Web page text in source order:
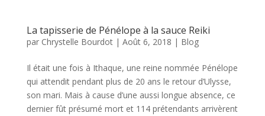
La tapisserie de Pénélope à la sauce Reiki
par Chrystelle Bourdot| Août 6, 2018 | Blog
Il était une fois à Ithaque, une reine nommée Pénélope
qui attendit pendant plus de 20 ans le retour d’Ulysse,
son mari. Mais à cause d’une aussi longue absence, ce
dernier fût présumé mort et 114 prétendants arrivèrent